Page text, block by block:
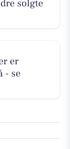
solgte
er
- se